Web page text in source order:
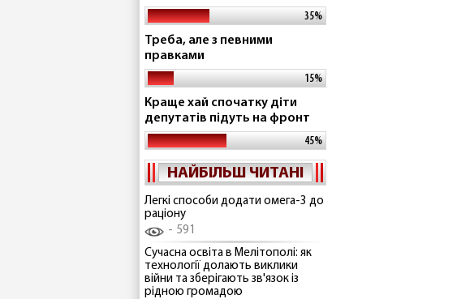
35%
Треба, але з певними
правками
15%
Краще хай спочатку діти
депутатів підуть на фронт
45%
НАЙБІЛЬШ ЧИТАНІ
Легкі способи додати омега-3 до
раціону
591
Сучасна освіта в Мелітополі: як
технології долають виклики
війни та зберігають зв'язок із
рідною громадою